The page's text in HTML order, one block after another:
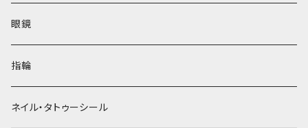
眼鏡
指輪
ネイル・タトゥーシール